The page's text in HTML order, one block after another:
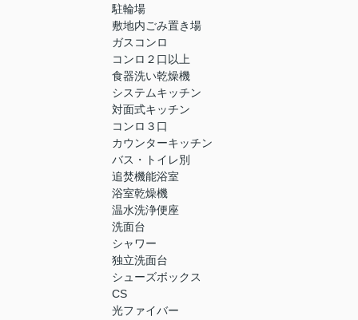
駐輪場
敷地内ごみ置き場
ガスコンロ
コンロ２口以上
食器洗い乾燥機
システムキッチン
対面式キッチン
コンロ３口
カウンターキッチン
バス・トイレ別
追焚機能浴室
浴室乾燥機
温水洗浄便座
洗面台
シャワー
独立洗面台
シューズボックス
CS
光ファイバー